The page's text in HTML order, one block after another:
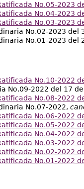
No.05-2023
No.04-2023
No.03-2023
No.02-2023 del
No.01-2023 del
No.10-2022
No.09-2022 del 17
No.08-2022
No.07-2022,
No.06-2022
No.05-2022
No.04-2022
No.03-2022
No.02-2022
No.01-2022